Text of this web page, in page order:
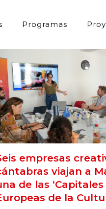
Programas
empresas
viajan a
de las ‘Capitales
de la